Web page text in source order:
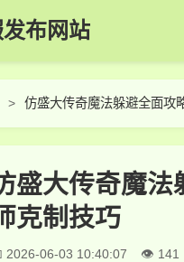
布网站
仿盛大传奇魔法躲避全面攻
盛大传奇魔法
克制技巧
2026-06-03 10:40:07 141